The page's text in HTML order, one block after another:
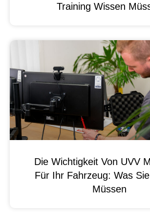
Training Wissen
Die Wichtigkeit Von UVV
Für Ihr Fahrzeug: Was
Müssen